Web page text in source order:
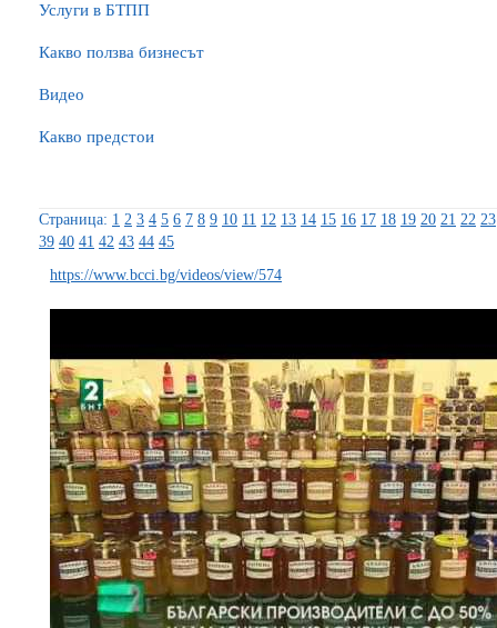
Услуги в БТПП
Какво ползва бизнесът
Видео
Какво предстои
Страница: 1 2 3 4 5 6 7 8 9 10 11 12 13 14 15 16 17 18 19 20 21 22 23
39 40 41 42 43 44 45
https://www.bcci.bg/videos/view/574